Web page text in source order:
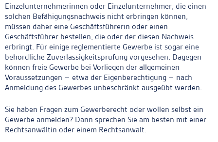
Einzelunternehmerinnen oder Einzelunternehmer, die einen
solchen Befähigungsnachweis nicht erbringen können,
müssen daher eine Geschäftsführerin oder einen
Geschäftsführer bestellen, die oder der diesen Nachweis
erbringt. Für einige reglementierte Gewerbe ist sogar eine
behördliche Zuverlässigkeitsprüfung vorgesehen. Dagegen
können freie Gewerbe bei Vorliegen der allgemeinen
Voraussetzungen – etwa der Eigenberechtigung – nach
Anmeldung des Gewerbes unbeschränkt ausgeübt werden.
Sie haben Fragen zum Gewerberecht oder wollen selbst ein
Gewerbe anmelden? Dann sprechen Sie am besten mit einer
Rechtsanwältin oder einem Rechtsanwalt.